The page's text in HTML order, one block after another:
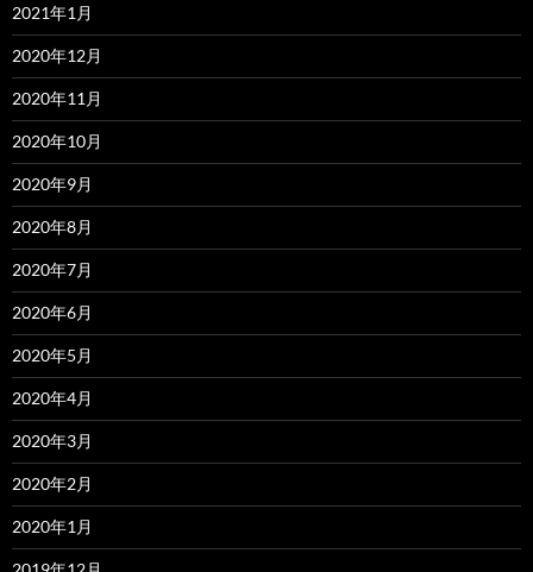
2021年1月
2020年12月
2020年11月
2020年10月
2020年9月
2020年8月
2020年7月
2020年6月
2020年5月
2020年4月
2020年3月
2020年2月
2020年1月